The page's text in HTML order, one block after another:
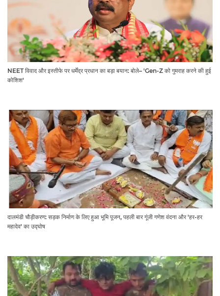
NEET विवाद और इस्तीफे पर धर्मेंद्र प्रधान का बड़ा बयान: बोले– 'Gen-Z को गुमराह करने की हुई
कोशिश'
दालमंडी चौड़ीकरण: सड़क निर्माण के लिए हुआ भूमि पूजन, पहली बार गूंजी गणेश वंदना और 'हर-हर
महादेव' का उद्घोष